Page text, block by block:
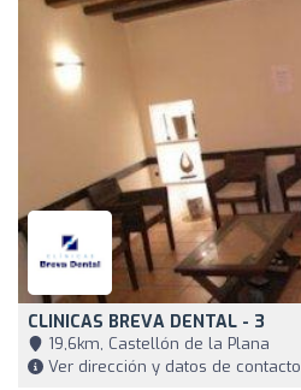
CLINICAS BREVA DENTAL - 3
19,6km, Castellón de la Plana
Ver dirección y datos de contacto